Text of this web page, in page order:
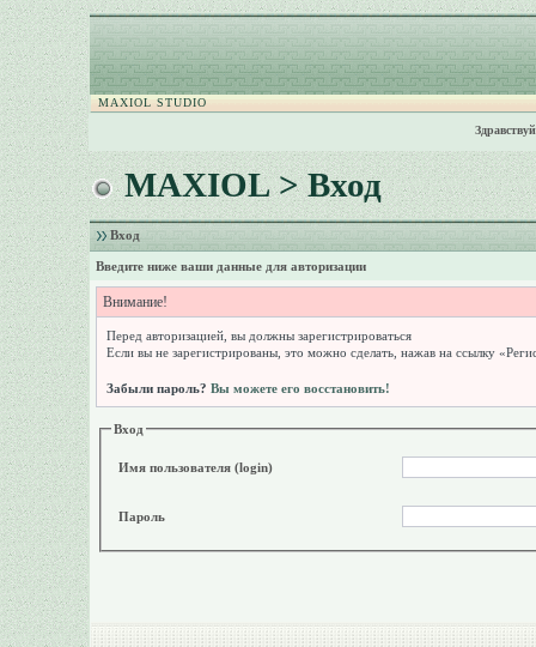
MAXIOL STUDIO
MAXIOL> Вход
Вход
Введите ниже ваши данные для авторизации
Внимание!
Перед авторизацией, вы должны зарегистрироваться
Если вы не зарегистрированы, это можно сделать, нажав на ссылку
Забыли пароль? Вы можете его восстановить!
Вход
Имя пользователя (login)
Пароль